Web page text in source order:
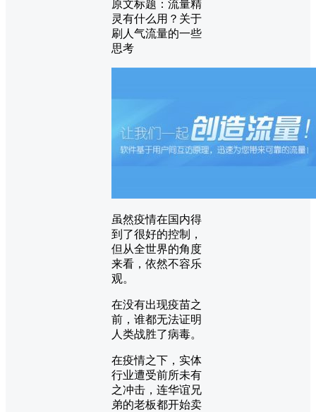
原文标题：流量精
灵有什么用？关于
刷人气流量的一些
思考
虽然疫情在国内得
到了很好的控制，
但从全世界的角度
来看，依然不容乐
观。
在没有出现疫苗之
前，谁都无法证明
人类战胜了病毒。
在疫情之下，实体
行业遭受前所未有
之冲击，连华谊兄
弟的老板都开始卖